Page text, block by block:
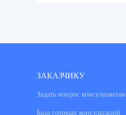
ЗАКАЗЧИКУ
Задать вопрос консультантам
База готовых консультаций